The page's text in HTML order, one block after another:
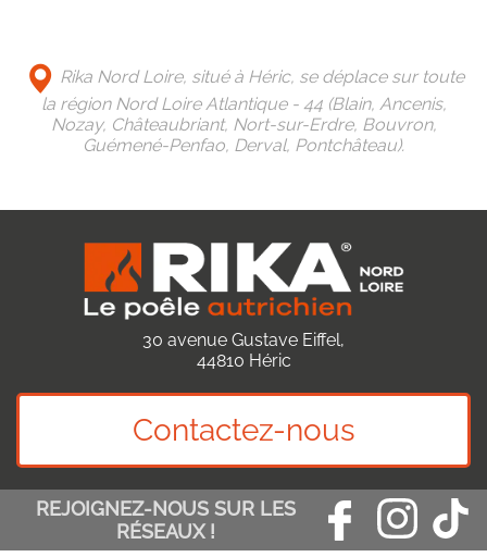
Rika Nord Loire, situé à Héric, se déplace sur toute
la région Nord Loire Atlantique - 44 (Blain, Ancenis,
Nozay, Châteaubriant, Nort-sur-Erdre, Bouvron,
Guémené-Penfao, Derval, Pontchâteau).
30 avenue Gustave Eiffel,
44810 Héric
Contactez-nous
REJOIGNEZ-NOUS SUR LES
RÉSEAUX !